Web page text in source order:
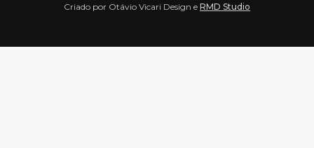
Criado por Otávio Vicari Design e RMD Studio